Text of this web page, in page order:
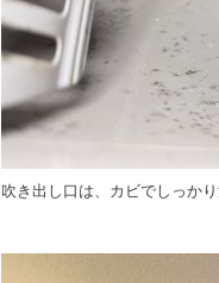
吹き出し口は、カビでしっかり